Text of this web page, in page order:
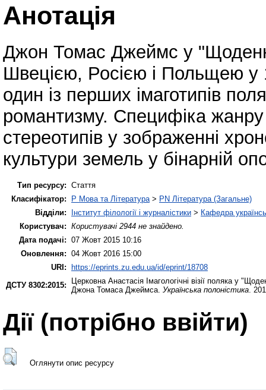
Анотація
Джон Томас Джеймс у
Швецією, Росією і Польщею у
один із перших імаготипів
романтизму. Специфіка
стереотипів у зображенні
культури земель у бінарній
Тип ресурсу: Стаття
Класифікатор:
P Мова та Література > PN Література (Загальне)
Відділи:
Інститут філології і журналістики > Кафедра
Користувач: Користувачі 2944 не знайдено.
Дата подачі: 07 Жовт 2015 10:16
Оновлення: 04 Жовт 2016 15:00
URI: https://eprints.zu.edu.ua/id/eprint/18708
ДСТУ 8302:2015:
Церковна Анастасія Імагологічні візії поляка у
Джона Томаса Джеймса. Українська полоністика .
Дії ​​(потрібно ввійти)
Оглянути опис ресурсу